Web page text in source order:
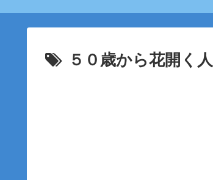
５０歳から花開く人